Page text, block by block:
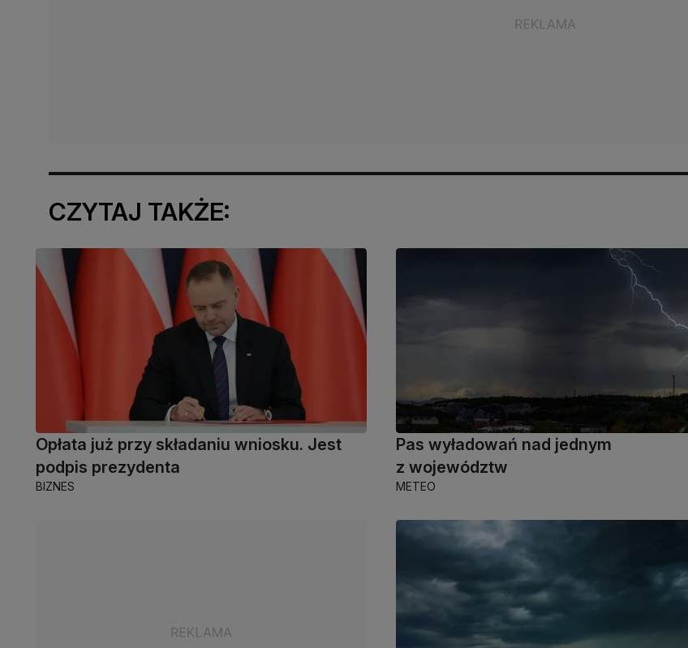
CZYTAJ TAKŻE:
Opłata już przy składaniu wniosku. Jest
podpis prezydenta
BIZNES
Pas wyładowań nad jednym
z województw
METEO